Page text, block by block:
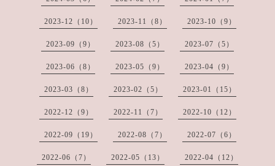
2023-12（10） 2023-11（8） 2023-10（9）
2023-09（9） 2023-08（5） 2023-07（5）
2023-06（8） 2023-05（9） 2023-04（9）
2023-03（8） 2023-02（5） 2023-01（15）
2022-12（9） 2022-11（7） 2022-10（12）
2022-09（19） 2022-08（7） 2022-07（6）
2022-06（7） 2022-05（13） 2022-04（12）